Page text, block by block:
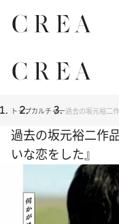
トップカルチャー過去の坂元裕二
過去の坂元裕二作品から読
いな恋をした』